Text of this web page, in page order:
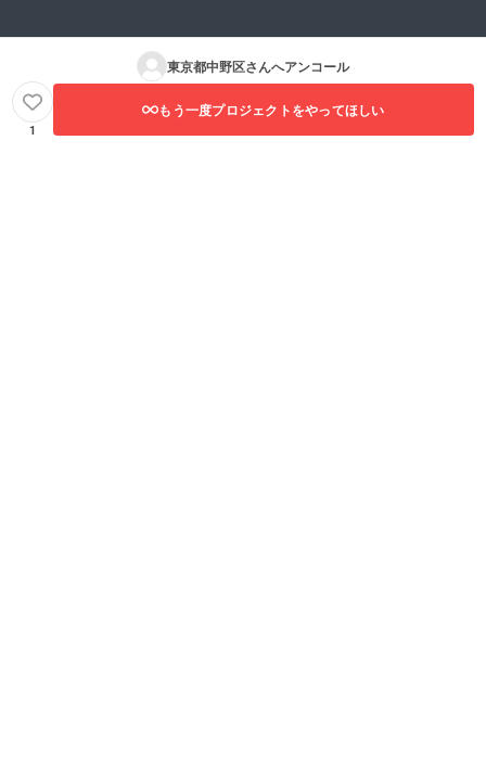
東京都中野区さんへアンコール
1
もう一度プロジェクトをやってほしい